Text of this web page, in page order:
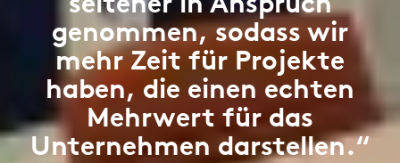
genommen, sodass wir
mehr Zeit für Projekte
haben, die einen echten
Mehrwert für das
Unternehmen darstellen.“